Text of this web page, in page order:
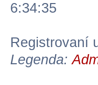
6:34:35
Registrovaní
Legenda: